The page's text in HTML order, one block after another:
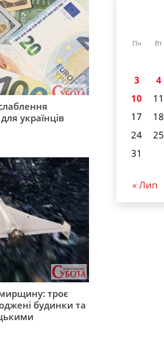
українців
троє
будинки та
Пн Вт
3
4
10
11
17
18
24
25
31
« Лип